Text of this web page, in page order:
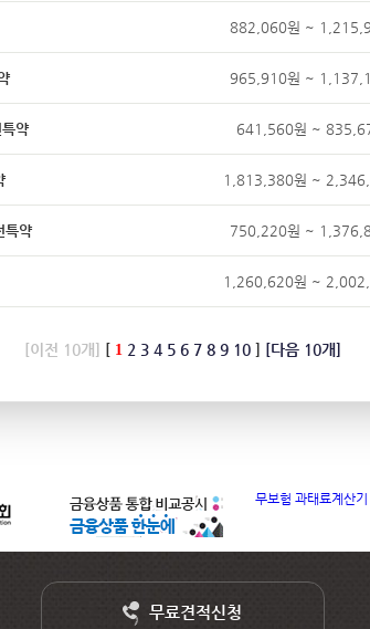
882,060원 ~
965,910원 ~
약 641,560원 ~
1,813,380원 ~
특약 750,220원 ~
1,260,620원 ~
[이전 10개] [ 1 2 3 4 5 6 7 8 9 10] [다음 10개]
무보험 과태료계산기
무료견적신청